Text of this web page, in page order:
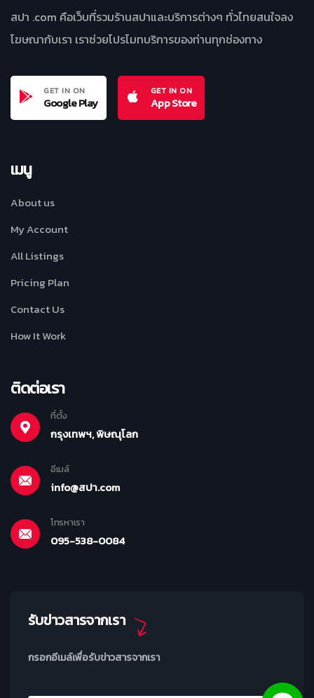
สปา .com คือเว็บที่รวมร้านสปาและบริการต่างๆ ทั่วไทยสนใจลง
โฆษณากับเรา เราช่วยโปรโมทบริการของท่านทุกช่องทาง
GET IN ON
Google Play
GET IN ON
App Store
เมนู
About us
My Account
All Listings
Pricing Plan
Contact Us
How It Work
ติดต่อเรา
ที่ตั้ง
กรุงเทพฯ, พิษณุโลก
อีเมล์
info@สปา.com
โทรหาเรา
095-538-0084
รับข่าวสารจากเรา
กรอกอีเมล์เพื่อรับข่าวสารจากเรา